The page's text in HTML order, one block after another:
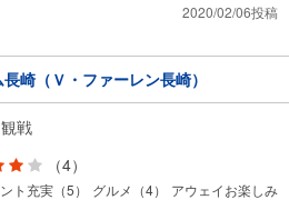
2020/02/06投稿
崎（Ｖ・ファーレン長崎）
戦
（4）
ト充実（5） グルメ（4）
アウェイお楽しみ